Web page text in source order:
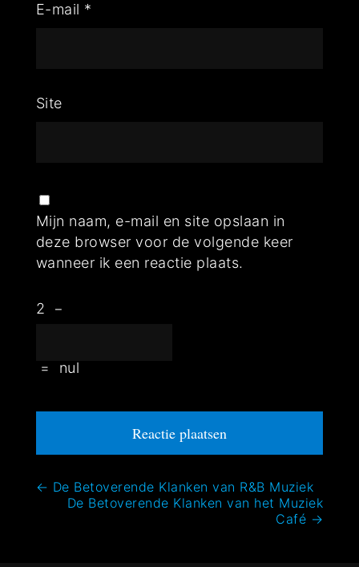
E-mail *
Site
Mijn naam, e-mail en site opslaan in
deze browser voor de volgende keer
wanneer ik een reactie plaats.
2 −
= nul
Bericht
← De Betoverende Klanken van R&B Muziek
De Betoverende Klanken van het Muziek
Café →